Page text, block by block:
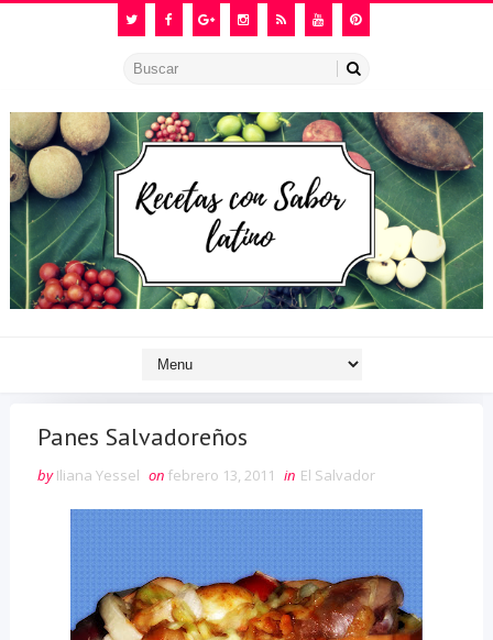
Panes Salvadoreños
by Iliana Yessel on febrero 13, 2011 in El Salvador